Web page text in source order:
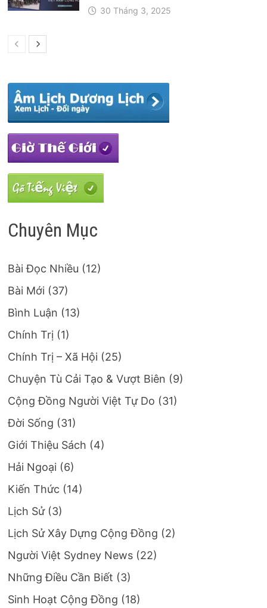
30 Tháng 3, 2025
Chuyên Mục
Bài Đọc Nhiều (12)
Bài Mới (37)
Bình Luận (13)
Chính Trị (1)
Chính Trị – Xã Hội (25)
Chuyện Tù Cải Tạo & Vượt Biên (9)
Cộng Đồng Người Việt Tự Do (31)
Đời Sống (31)
Giới Thiệu Sách (4)
Hải Ngoại (6)
Kiến Thức (14)
Lịch Sử(3)
Lịch Sử Xây Dựng Cộng Đồng (2)
Người Việt Sydney News (22)
Những Điều Cần Biết (3)
Sinh Hoạt Cộng Đồng (18)